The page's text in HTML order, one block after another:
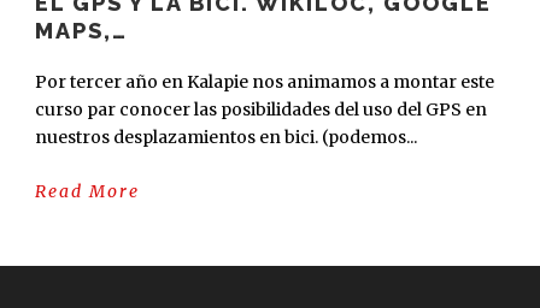
MAPS,…
Por tercer año en Kalapie nos animamos a montar este
curso par conocer las posibilidades del uso del GPS en
nuestros desplazamientos en bici. (podemos...
Read More